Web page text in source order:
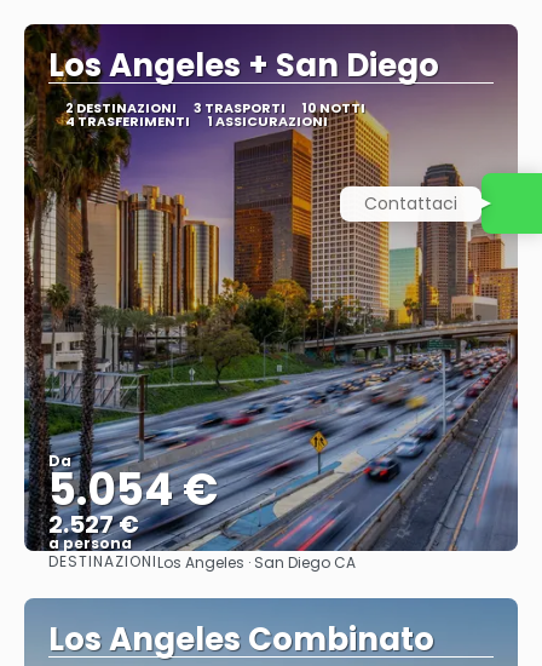
Los Angeles + San Diego
2 DESTINAZIONI 3 TRASPORTI 10 NOTTI
4 TRASFERIMENTI 1 ASSICURAZIONI
Da
5.054 €
2.527 €
a persona
Vedere
DESTINAZIONILos Angeles · San Diego CA
Los Angeles Combinato
Contattaci